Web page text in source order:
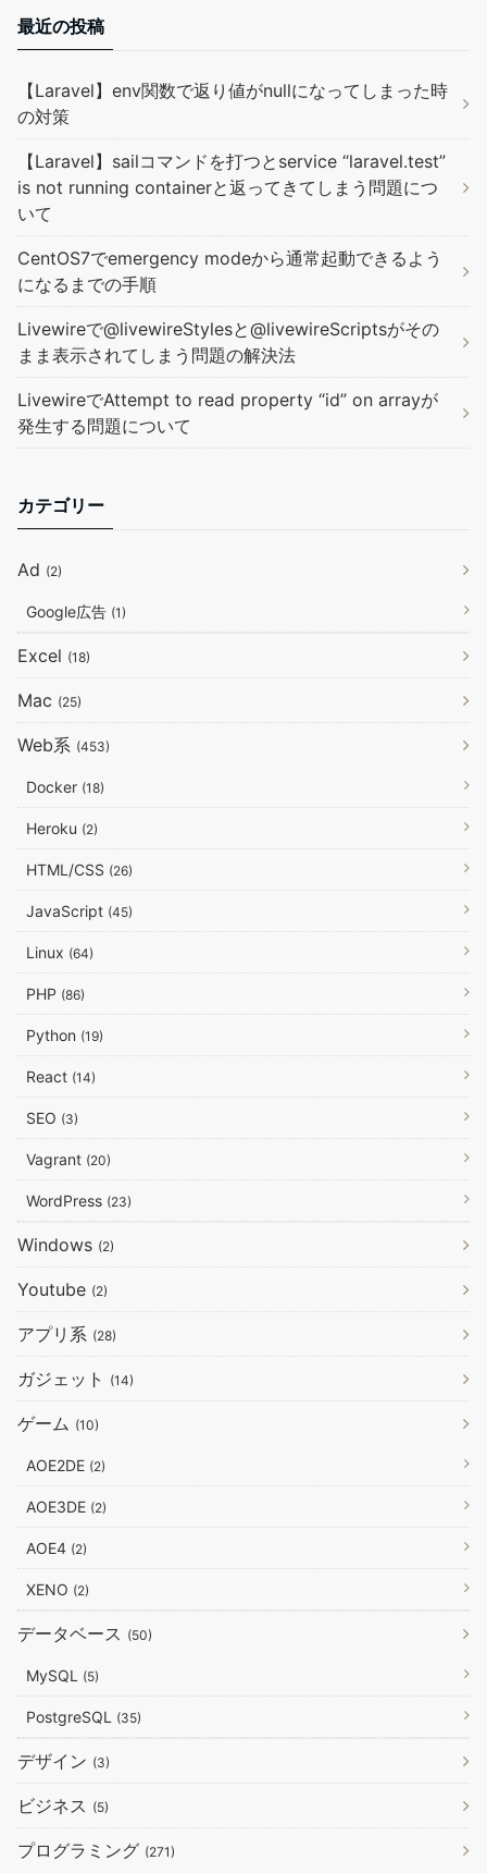
最近の投稿
【Laravel】env関数で返り値がnullになってしまった時
の対策
【Laravel】sailコマンドを打つとservice “laravel.test”
is not running containerと返ってきてしまう問題につ
いて
CentOS7でemergency modeから通常起動できるよう
になるまでの手順
Livewireで@livewireStylesと@livewireScriptsがその
まま表示されてしまう問題の解決法
LivewireでAttempt to read property “id” on arrayが
発生する問題について
カテゴリー
Ad (2)
Google広告 (1)
Excel (18)
Mac (25)
Web系 (453)
Docker (18)
Heroku (2)
HTML/CSS (26)
JavaScript (45)
Linux (64)
PHP (86)
Python (19)
React (14)
SEO (3)
Vagrant (20)
WordPress (23)
Windows (2)
Youtube (2)
アプリ系 (28)
ガジェット (14)
ゲーム (10)
AOE2DE (2)
AOE3DE (2)
AOE4 (2)
XENO (2)
データベース (50)
MySQL (5)
PostgreSQL (35)
デザイン (3)
ビジネス (5)
プログラミング (271)